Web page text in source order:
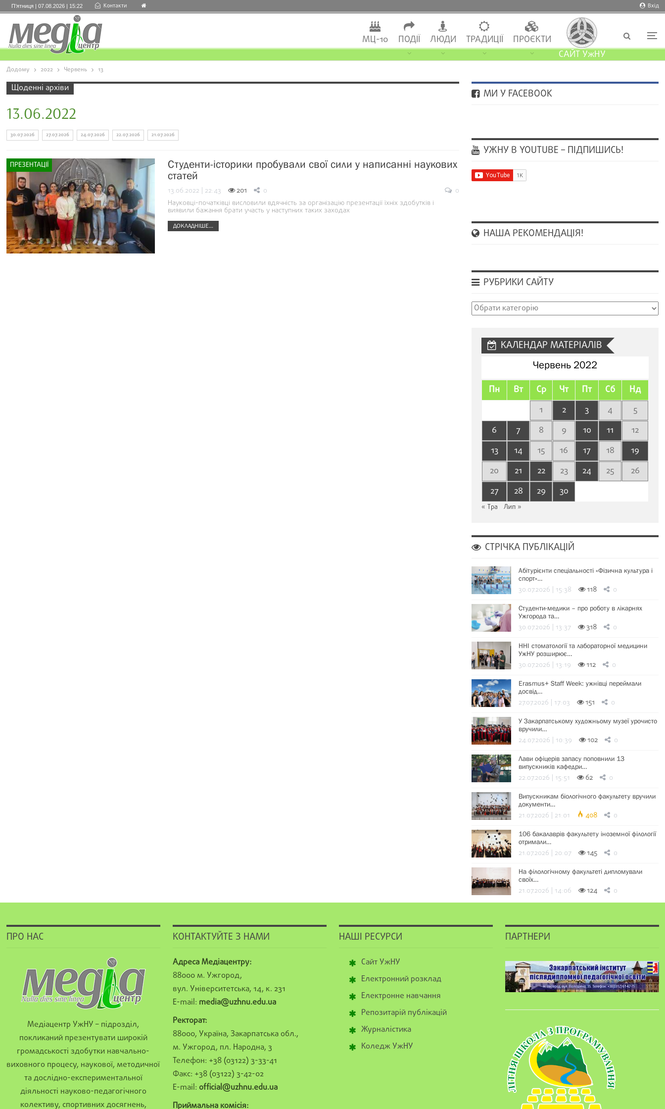
Вхід
П’ятниця | 07.08.2026 | 15:22 Контакти
МЦ-10 ПОДІЇ ЛЮДИ ТРАДИЦІЇ
ПРОЄКТИ
САЙТ УжНУ
Додому 2022 Червень 13
Щоденні архіви
13.06.2022
30.07.2026 27.07.2026 24.07.2026 22.07.2026 21.07.2026
ПРЕЗЕНТАЦІЇ
Студенти-історики пробували свої сили у написанні наукових
статей
13.06.2022 | 22:43 201 0
0
Науковці-початківці висловили вдячність за організацію презентації їхніх здобутків і
виявили бажання брати участь у наступних таких заходах
ДОКЛАДНІШЕ...
МИ У FACEBOOK
УЖНУ В YOUTUBE – ПІДПИШИСЬ!
НАША РЕКОМЕНДАЦІЯ!
РУБРИКИ САЙТУ
Рубрики
КАЛЕНДАР МАТЕРІАЛІВ
Червень 2022
Пн Вт Ср Чт Пт Сб Нд
1 2 3 4
5
6
7 8 9 10 11
12
13
14 15 16 17 18
19
20
21 22 23 24 25
26
27
28 29 30
« Тра Лип »
СТРІЧКА ПУБЛІКАЦІЙ
Абітурієнти спеціальності «Фізична культура і
спорт»…
30.07.2026 | 15:38 118 0
Студенти-медики – про роботу в лікарнях
Ужгорода та…
30.07.2026 | 13:37 318 0
ННІ стоматології та лабораторної медицини
УжНУ розширює…
30.07.2026 | 13:19 112 0
Erasmus+ Staff Week: ужнівці переймали
досвід…
27.07.2026 | 17:03 151 0
У Закарпатському художньому музеї урочисто
вручили…
24.07.2026 | 10:39 102 0
Лави офіцерів запасу поповнили 13
випускників кафедри…
22.07.2026 | 15:51 62 0
Випускникам біологічного факультету вручили
документи…
21.07.2026 | 21:01 408 0
106 бакалаврів факультету іноземної філології
отримали…
21.07.2026 | 20:07 145 0
На філологічному факультеті дипломували
своїх…
21.07.2026 | 14:06 124 0
ПРО НАС
Медіацентр УжНУ – підрозділ,
покликаний презентувати широкій
громадськості здобутки навчально-
виховного процесу, наукової, методичної
та дослідно-експериментальної
діяльності науково-педагогічного
колективу, спортивних досягнень,
КОНТАКТУЙТЕ З НАМИ
Адреса Медіацентру:
88000 м. Ужгород,
вул. Університетська, 14, к. 231
E-mail: media@uzhnu.edu.ua
Ректорат:
88000, Україна, Закарпатська обл.,
м. Ужгород, пл. Народна, 3
Телефон: +38 (03122) 3-33-41
Факс: +38 (03122) 3-42-02
E-mail: official@uzhnu.edu.ua
Приймальна комісія:
НАШІ РЕСУРСИ
Сайт УжНУ
Електронний розклад
Електронне навчання
Репозитарій публікацій
Журналістика
Коледж УжНУ
ПАРТНЕРИ